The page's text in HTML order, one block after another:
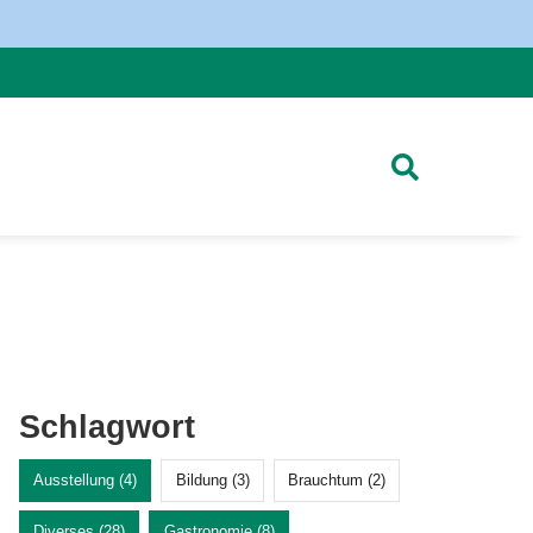
Schlagwort
Ausstellung (4) Bildung (3) Brauchtum (2)